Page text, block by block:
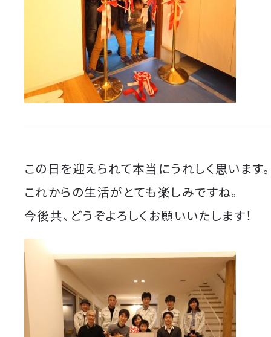
この日を迎えられて本当にうれしく思います。
これからの生活がとても楽しみですね。
今後共、どうぞよろしくお願いいたします！